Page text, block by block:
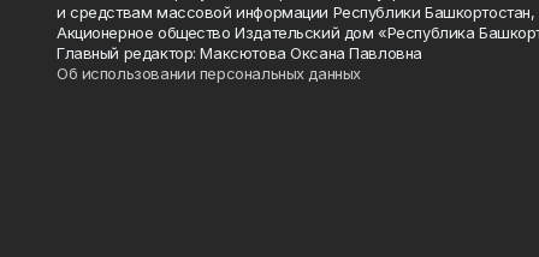
и средствам массовой информации Республики Башкортостан,
Акционерное общество Издательский дом «Республика
Главный редактор: Максютова Оксана Павловна
Об использовании персональных данных